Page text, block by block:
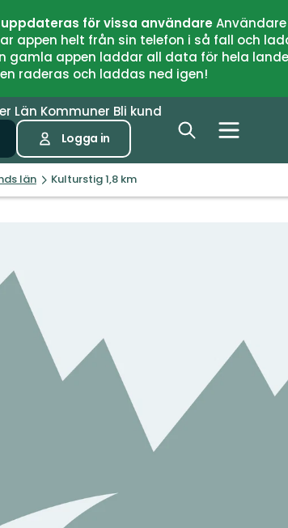
för vissa användare
appen helt från sin telefon i så fall och
gamla appen laddar all data för hela
raderas och laddas ned igen!
Län Kommuner Bli kund
Logga in
län Kulturstig 1,8 km